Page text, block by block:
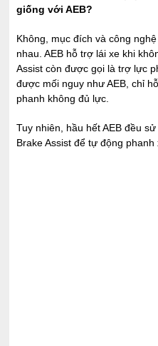
giống với AEB?
Không, mục đích và công
nhau. AEB hỗ trợ lái xe khi
Assist còn được gọi là trợ lực
được mối nguy như AEB, chỉ
phanh không đủ lực.
Tuy nhiên, hầu hết AEB đều
Brake Assist để tự động